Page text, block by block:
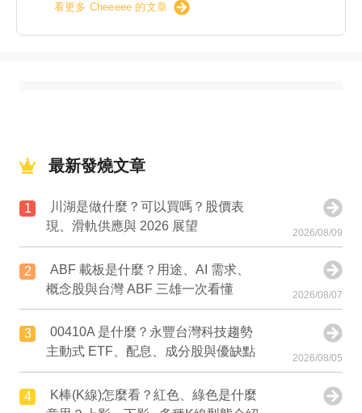
看更多 Cheeeee 的文章
最新發燒文章
1
川湖是做什麼？可以買嗎？股價表
現、滑軌供應與 2026 展望
2026/08/09
2
ABF 載板是什麼？用途、AI 需求、
概念股與台灣 ABF 三雄一次看懂
2026/08/07
3
00410A 是什麼？永豐台灣科技趨勢
主動式 ETF、配息、成分股與優缺點
2026/08/05
4
K棒(K線)怎麼看？紅色、綠色是什麼